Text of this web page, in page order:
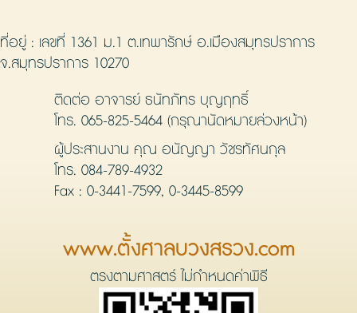
ที่อยู่ : เลขที่ 1361 ม.1 ต.เทพารักษ์ อ.เมืองสมุทรปราการ
จ.สมุทรปราการ 10270
ติดต่อ อาจารย์ ธนัทภัทร บุญฤทธิ์
โทร. 065-825-5464 (กรุณานัดหมายล่วงหน้า)
ผู้ประสานงาน คุณ อนัญญา วัชรทัศนกุล
โทร. 084-789-4932
Fax : 0-3441-7599, 0-3445-8599
www.ตั้งศาลบวงสรวง.com
ตรงตามศาสตร์ ไม่กำหนดค่าพิธี